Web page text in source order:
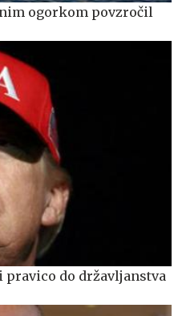
ogorkom povzročil
do državljanstva